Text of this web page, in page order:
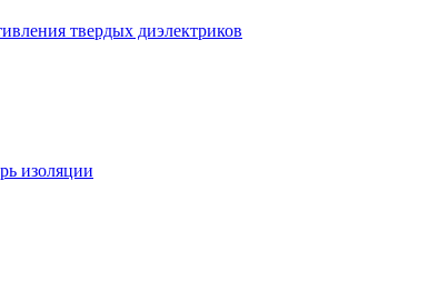
твердых диэлектриков
изоляции